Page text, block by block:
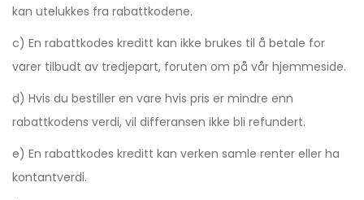
kan utelukkes fra rabattkodene.
c) En rabattkodes kreditt kan ikke brukes til å betale for
varer tilbudt av tredjepart, foruten om på vår hjemmeside.
d) Hvis du bestiller en vare hvis pris er mindre enn
rabattkodens verdi, vil differansen ikke bli refundert.
e) En rabattkodes kreditt kan verken samle renter eller ha
kontantverdi.